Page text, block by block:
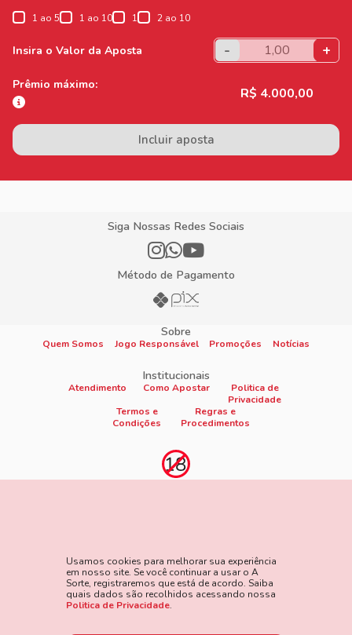
1 ao 5 1 ao 10 1 2 ao 10
Insira o Valor da Aposta - +
Prêmio máximo:
R$ 4.000,00
Incluir aposta
Usamos cookies para melhorar sua experiência
em nosso site. Se você continuar a usar o A
Sorte, registraremos que está de acordo. Saiba
quais dados são recolhidos acessando nossa
Politica de Privacidade.
Siga Nossas Redes Sociais
Método de Pagamento
Sobre
Quem Somos Jogo Responsável Promoções Notícias
Institucionais
Atendimento Como Apostar
Politica de
Privacidade
Termos e
Condições
Regras e
Procedimentos
perdas financeiras e em excesso podem causar riscos à saúde.
Veja nossa página de Jogo Responsável para mais detalhes e
as ferramentas disponíveis. Jogue com responsabilidade:
www.gamblersanonymous.orgAcesse aqui os Termos e
Condições do site.